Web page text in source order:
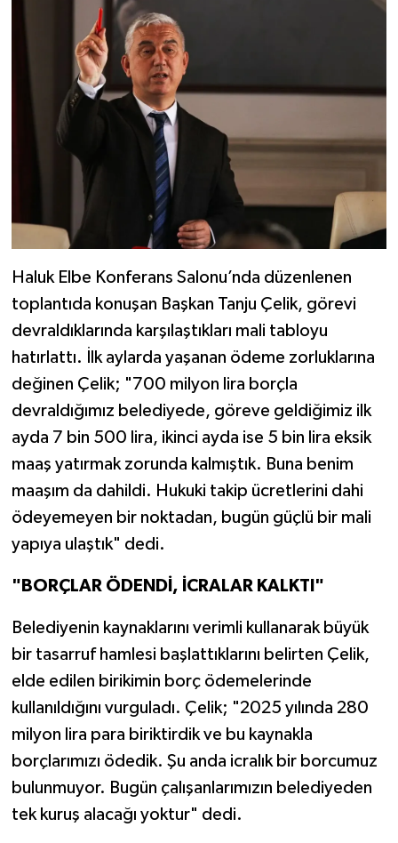
Haluk Elbe Konferans Salonu’nda düzenlenen
toplantıda konuşan Başkan Tanju Çelik, görevi
devraldıklarında karşılaştıkları mali tabloyu
hatırlattı. İlk aylarda yaşanan ödeme zorluklarına
değinen Çelik; "700 milyon lira borçla
devraldığımız belediyede, göreve geldiğimiz ilk
ayda 7 bin 500 lira, ikinci ayda ise 5 bin lira eksik
maaş yatırmak zorunda kalmıştık. Buna benim
maaşım da dahildi. Hukuki takip ücretlerini dahi
ödeyemeyen bir noktadan, bugün güçlü bir mali
yapıya ulaştık" dedi.
"BORÇLAR ÖDENDİ, İCRALAR KALKTI"
Belediyenin kaynaklarını verimli kullanarak büyük
bir tasarruf hamlesi başlattıklarını belirten Çelik,
elde edilen birikimin borç ödemelerinde
kullanıldığını vurguladı. Çelik; "2025 yılında 280
milyon lira para biriktirdik ve bu kaynakla
borçlarımızı ödedik. Şu anda icralık bir borcumuz
bulunmuyor. Bugün çalışanlarımızın belediyeden
tek kuruş alacağı yoktur" dedi.